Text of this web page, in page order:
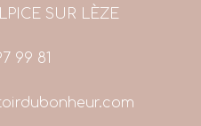
SUR LÈZE
99 81